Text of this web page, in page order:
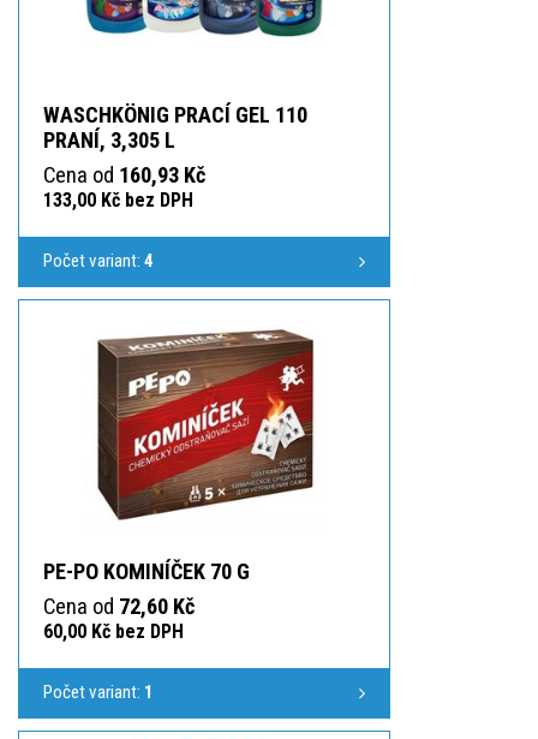
WASCHKÖNIG PRACÍ GEL 110
PRANÍ, 3,305 L
Cena od 160,93 Kč
133,00 Kč bez DPH
Počet variant: 4
PE-PO KOMINÍČEK 70 G
Cena od 72,60 Kč
60,00 Kč bez DPH
Počet variant: 1